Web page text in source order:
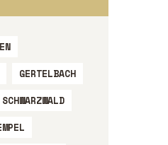
GERTELBACH
SCHWARZWALD